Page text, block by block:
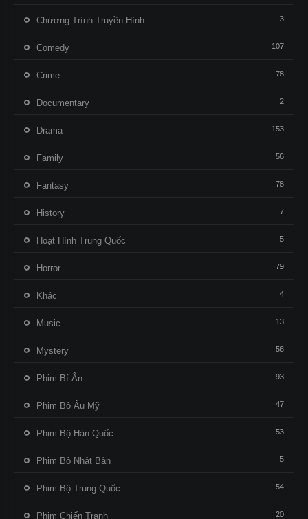
Chương Trình Truyền Hình 3
Comedy 107
Crime 78
Documentary 2
Drama 153
Family 56
Fantasy 78
History 7
Hoạt Hình Trung Quốc 5
Horror 79
Khác 4
Music 13
Mystery 56
Phim Bí Ẩn 93
Phim Bộ Âu Mỹ 47
Phim Bộ Hàn Quốc 53
Phim Bộ Nhật Bản 5
Phim Bộ Trung Quốc 54
Phim Chiến Tranh 20